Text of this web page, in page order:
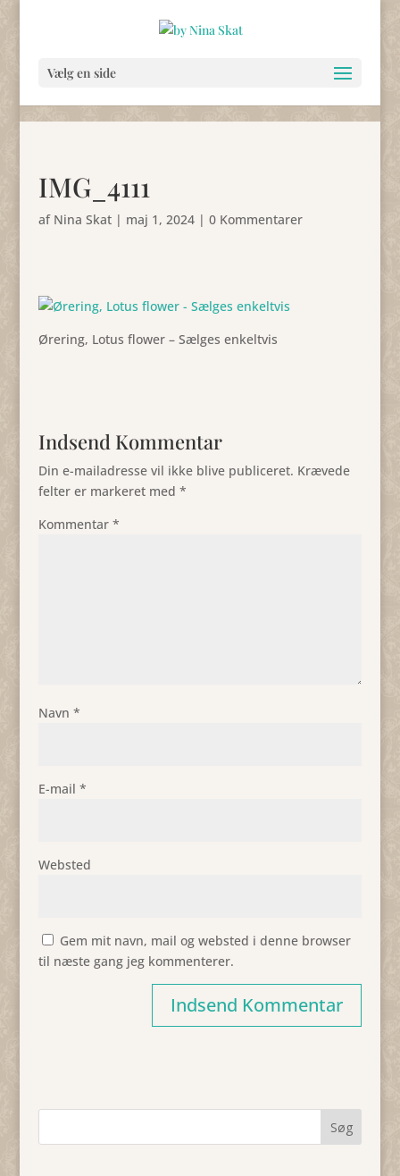
Vælg en side
IMG_4111
af Nina Skat| maj 1, 2024| 0 Kommentarer
Ørering, Lotus flower – Sælges enkeltvis
Indsend Kommentar
Din e-mailadresse vil ikke blive publiceret. Krævede
felter er markeret med *
Kommentar *
Navn *
E-mail *
Websted
Gem mit navn, mail og websted i denne browser
til næste gang jeg kommenterer.